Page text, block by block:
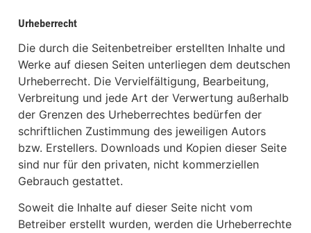
Urheberrecht
Die durch die Seitenbetreiber erstellten Inhalte und
Werke auf diesen Seiten unterliegen dem deutschen
Urheberrecht. Die Vervielfältigung, Bearbeitung,
Verbreitung und jede Art der Verwertung außerhalb
der Grenzen des Urheberrechtes bedürfen der
schriftlichen Zustimmung des jeweiligen Autors
bzw. Erstellers. Downloads und Kopien dieser Seite
sind nur für den privaten, nicht kommerziellen
Gebrauch gestattet.
Soweit die Inhalte auf dieser Seite nicht vom
Betreiber erstellt wurden, werden die Urheberrechte